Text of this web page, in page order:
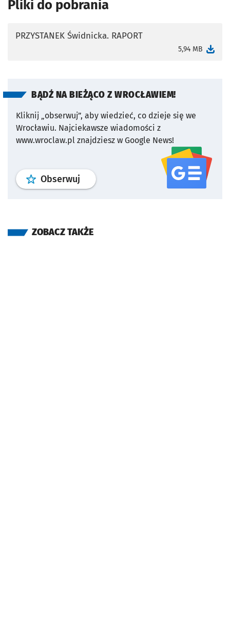
Pliki do pobrania
PRZYSTANEK Świdnicka. RAPORT
5,94 MB
BĄDŹ NA BIEŻĄCO Z WROCŁAWIEM!
Kliknij „obserwuj”, aby wiedzieć, co dzieje się we
Wrocławiu. Najciekawsze wiadomości z
www.wroclaw.pl znajdziesz w Google News!
Obserwuj profil serwisu
ZOBACZ TAKŻE